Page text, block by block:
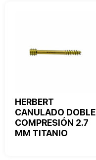
HERBERT
CANULADO DOBLE
COMPRESIÓN 2.7
MM TITANIO